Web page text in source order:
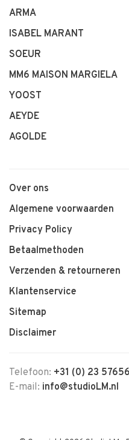
ARMA
ISABEL MARANT
SOEUR
MM6 MAISON MARGIELA
YOOST
AEYDE
AGOLDE
Over ons
Algemene voorwaarden
Privacy Policy
Betaalmethoden
Verzenden & retourneren
Klantenservice
Sitemap
Disclaimer
Telefoon: +31 (0) 23
E-mail: info@studioLM.nl